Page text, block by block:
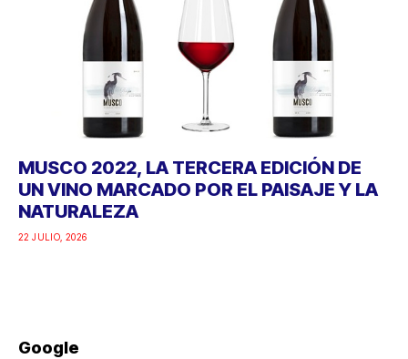
MUSCO 2022, LA TERCERA EDICIÓN DE
UN VINO MARCADO POR EL PAISAJE Y LA
NATURALEZA
22 JULIO, 2026
Google